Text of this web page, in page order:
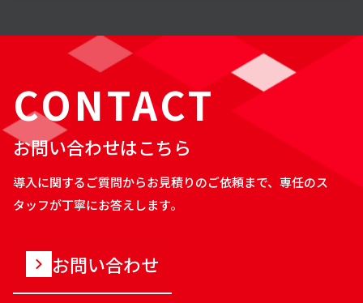
CONTACT
お問い合わせはこちら
導入に関するご質問からお見積りのご依頼まで、専任のス
タッフが丁寧にお答えします。
お問い合わせ